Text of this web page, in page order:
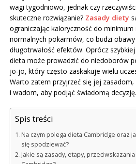
wagi tygodniowo, jednak czy
skuteczne rozwiązanie? Zasady diety
ograniczając kaloryczność do minimum
normalnych pokarmów, co budzi
długotrwałość efektów. Oprócz
dieta może prowadzić do niedoborów
jo-jo, który często zaskakuje wielu
Warto zatem przyjrzeć się jej
i wadom, aby podjąć świadomą decyzję.
Spis treści
Na czym polega dieta Cambridge oraz
się spodziewać?
Jakie są zasady, etapy,